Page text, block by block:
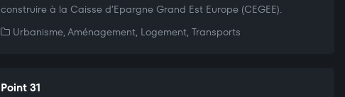
construire à la Caisse d’Epargne Grand Est Europe (CEGEE).
Urbanisme, Aménagement, Logement, Transports
Point 31